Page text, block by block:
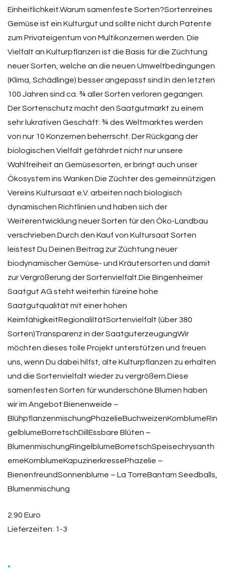
Einheitlichkeit.Warum samenfeste Sorten?Sortenreines
Gemüse ist ein Kulturgut und sollte nicht durch Patente
zum Privateigentum von Multikonzernen werden. Die
Vielfalt an Kulturpflanzen ist die Basis für die Züchtung
neuer Sorten, welche an die neuen Umweltbedingungen
(Klima, Schädlinge) besser angepasst sind.In den letzten
100 Jahren sind ca. ¾ aller Sorten verloren gegangen.
Der Sortenschutz macht den Saatgutmarkt zu einem
sehr lukrativen Geschäft: ¾ des Weltmarktes werden
von nur 10 Konzernen beherrscht. Der Rückgang der
biologischen Vielfalt gefährdet nicht nur unsere
Wahlfreiheit an Gemüsesorten, er bringt auch unser
Ökosystem ins Wanken.Die Züchter des gemeinnützigen
Vereins Kultursaat e.V. arbeiten nach biologisch
dynamischen Richtlinien und haben sich der
Weiterentwicklung neuer Sorten für den Öko-Landbau
verschrieben.Durch den Kauf von Kultursaat Sorten
leistest Du Deinen Beitrag zur Züchtung neuer
biodynamischer Gemüse- und Kräutersorten und damit
zur Vergrößerung der Sortenvielfalt.Die Bingenheimer
Saatgut AG steht weiterhin füreine hohe
Saatgutqualität mit einer hohen
KeimfähigkeitRegionaliltätSortenvielfalt (über 380
Sorten)Transparenz in der SaatguterzeugungWir
möchten dieses tolle Projekt unterstützen und freuen
uns, wenn Du dabei hilfst, alte Kulturpflanzen zu erhalten
und die Sortenvielfalt wieder zu vergrößern.Diese
samenfesten Sorten für wunderschöne Blumen haben
wir im Angebot:Bienenweide –
BlühpflanzenmischungPhazelieBuchweizenKornblumeRin
gelblumeBorretschDillEssbare Blüten –
BlumenmischungRingelblumeBorretschSpeisechrysanth
emeKornblumeKapuzinerkressePhazelie –
BienenfreundSonnenblume – La TorreBantam Seedballs,
Blumenmischung
2.90 Euro
Lieferzeiten: 1-3
.